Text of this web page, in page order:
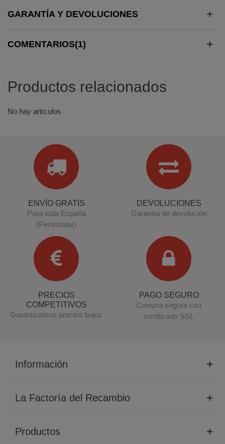
GARANTÍA Y DEVOLUCIONES
COMENTARIOS(1)
Productos relacionados
No hay artículos
ENVÍO GRATIS
Para toda España
(Penínsular)
DEVOLUCIONES
Garantía de devolución
PRECIOS
COMPETITIVOS
Garantizamos precios bajos
PAGO SEGURO
Compra segura con
certificado SSL
Información
La Factoría del Recambio
Productos